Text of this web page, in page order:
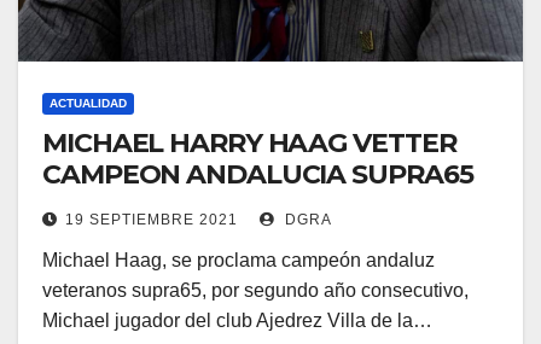
ACTUALIDAD
MICHAEL HARRY HAAG VETTER
CAMPEON ANDALUCIA SUPRA65
19 SEPTIEMBRE 2021 DGRA
Michael Haag, se proclama campeón andaluz
veteranos supra65, por segundo año consecutivo,
Michael jugador del club Ajedrez Villa de la…